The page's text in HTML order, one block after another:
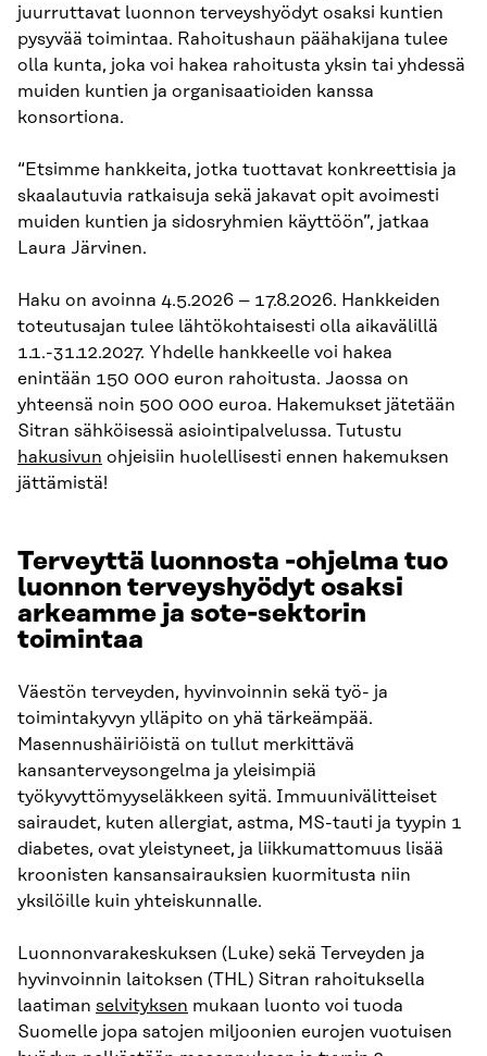
juurruttavat luonnon terveyshyödyt osaksi kuntien
pysyvää toimintaa. Rahoitushaun päähakijana tulee
olla kunta, joka voi hakea rahoitusta yksin tai yhdessä
muiden kuntien ja organisaatioiden kanssa
konsortiona.
“Etsimme hankkeita, jotka tuottavat konkreettisia ja
skaalautuvia ratkaisuja sekä jakavat opit avoimesti
muiden kuntien ja sidosryhmien käyttöön”, jatkaa
Laura Järvinen.
Haku on avoinna 4.5.2026 – 17.8.2026. Hankkeiden
toteutusajan tulee lähtökohtaisesti olla aikavälillä
1.1.-31.12.2027. Yhdelle hankkeelle voi hakea
enintään 150 000 euron rahoitusta. Jaossa on
yhteensä noin 500 000 euroa. Hakemukset jätetään
Sitran sähköisessä asiointipalvelussa. Tutustu
hakusivun ohjeisiin huolellisesti ennen hakemuksen
jättämistä!
Terveyttä luonnosta -ohjelma tuo
luonnon terveyshyödyt osaksi
arkeamme ja sote-sektorin
toimintaa
Väestön terveyden, hyvinvoinnin sekä työ- ja
toimintakyvyn ylläpito on yhä tärkeämpää.
Masennushäiriöistä on tullut merkittävä
kansanterveysongelma ja yleisimpiä
työkyvyttömyyseläkkeen syitä. Immuunivälitteiset
sairaudet, kuten allergiat, astma, MS-tauti ja tyypin 1
diabetes, ovat yleistyneet, ja liikkumattomuus lisää
kroonisten kansansairauksien kuormitusta niin
yksilöille kuin yhteiskunnalle.
Luonnonvarakeskuksen (Luke) sekä Terveyden ja
hyvinvoinnin laitoksen (THL) Sitran rahoituksella
laatiman selvityksen mukaan luonto voi tuoda
Suomelle jopa satojen miljoonien eurojen vuotuisen